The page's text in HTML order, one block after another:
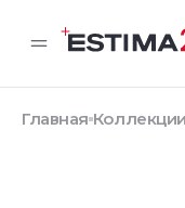
Главная Коллекции